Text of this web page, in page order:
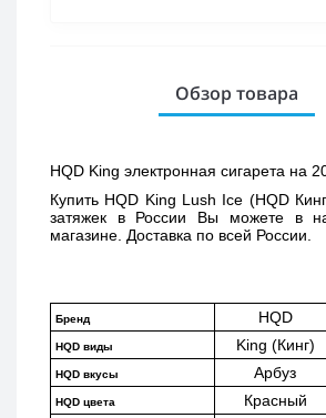
Обзор товара
HQD King электронная сигарета на
Купить HQD King Lush Ice (HQD
затяжек в России Вы можете в
магазине. Доставка по всей России.
Бренд HQD
HQD виды King (Кинг)
HQD вкусы Арбуз
HQD цвета Красный